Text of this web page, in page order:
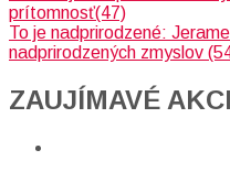
prítomnosť(47)
To je nadprirodzené:
nadprirodzených zmyslov
ZAUJÍMAVÉ